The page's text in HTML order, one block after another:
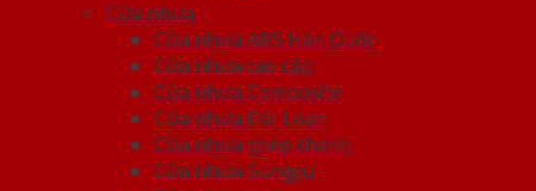
Cửa nhựa
Cửa nhựa ABS Hàn Quốc
Cửa nhựa cao cấp
Cửa nhựa Composite
Cửa nhựa Đài Loan
Cửa nhựa ghép thanh
Cửa nhựa Sungyu